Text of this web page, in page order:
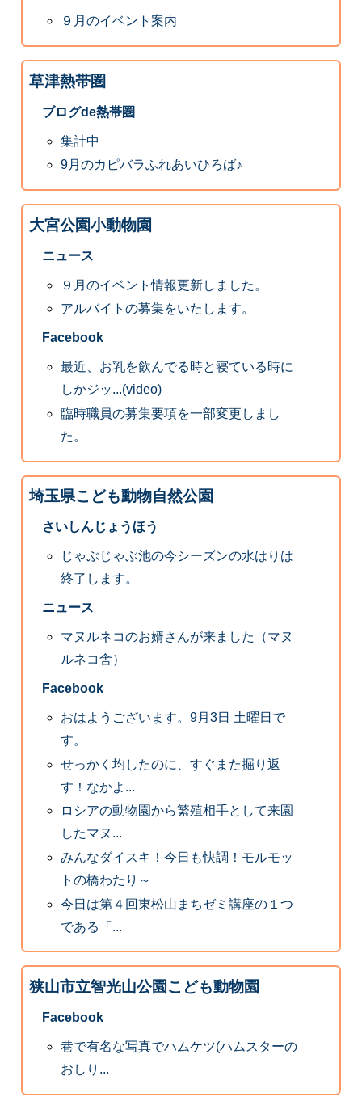
９月のイベント案内
草津熱帯圏
ブログde熱帯圏
集計中
9月のカピバラふれあいひろば♪
大宮公園小動物園
ニュース
９月のイベント情報更新しました。
アルバイトの募集をいたします。
Facebook
最近、お乳を飲んでる時と寝ている時に
しかジッ...(video)
臨時職員の募集要項を一部変更しまし
た。
埼玉県こども動物自然公園
さいしんじょうほう
じゃぶじゃぶ池の今シーズンの水はりは
終了します。
ニュース
マヌルネコのお婿さんが来ました（マヌ
ルネコ舎）
Facebook
おはようございます。9月3日 土曜日で
す。
せっかく均したのに、すぐまた掘り返
す！なかよ...
ロシアの動物園から繁殖相手として来園
したマヌ...
みんなダイスキ！今日も快調！モルモッ
トの橋わたり～
今日は第４回東松山まちゼミ講座の１つ
である「...
狭山市立智光山公園こども動物園
Facebook
巷で有名な写真でハムケツ(ハムスターの
おしり...